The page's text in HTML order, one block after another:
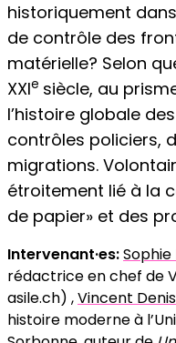
historiquement
de contrôle des
matérielle? Selon
XXIe siècle, au
l’histoire globale
contrôles policiers,
migrations.
étroitement lié à la
de papier» et des
Intervenant·es:
rédactrice en chef de
asile.ch) ,Vincent Denis
histoire moderne à